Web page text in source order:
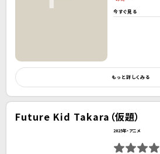
今すぐ見る
もっと詳しくみる
Future Kid Takara（仮題）
2025年・アニメ